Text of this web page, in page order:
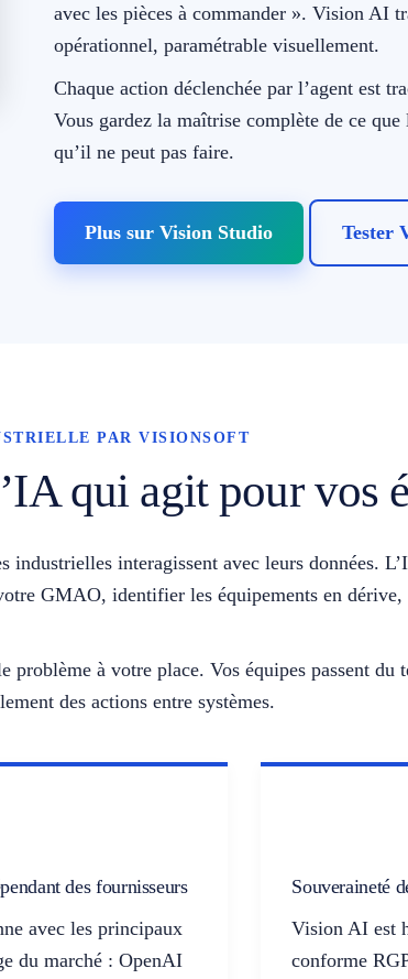
avec les pièces à commander ». Vision AI
opérationnel, paramétrable visuellement.
Chaque action déclenchée par l’agent est
Vous gardez la maîtrise complète de ce
qu’il ne peut pas faire.
Plus sur Vision Studio Tester
PAR VISIONSOFT
qui agit pour vos
interagissent avec leurs données.
GMAO, identifier les équipements en
à votre place. Vos équipes passent du
des actions entre systèmes.
des fournisseurs
avec les principaux
du marché : OpenAI
Souveraineté
Vision AI est
conforme